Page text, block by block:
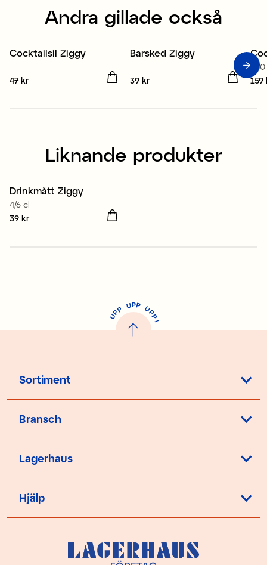
Andra gillade också
Cocktailsil Ziggy
Pris:
47 kr
Barsked Ziggy
Pris:
39 kr Pris
159
Liknande produkter
Drinkmått Ziggy
4/6 cl
Pris:
39 kr
U
P
P UPP UP
P
!
Sortiment
Bransch
Lagerhaus
Hjälp